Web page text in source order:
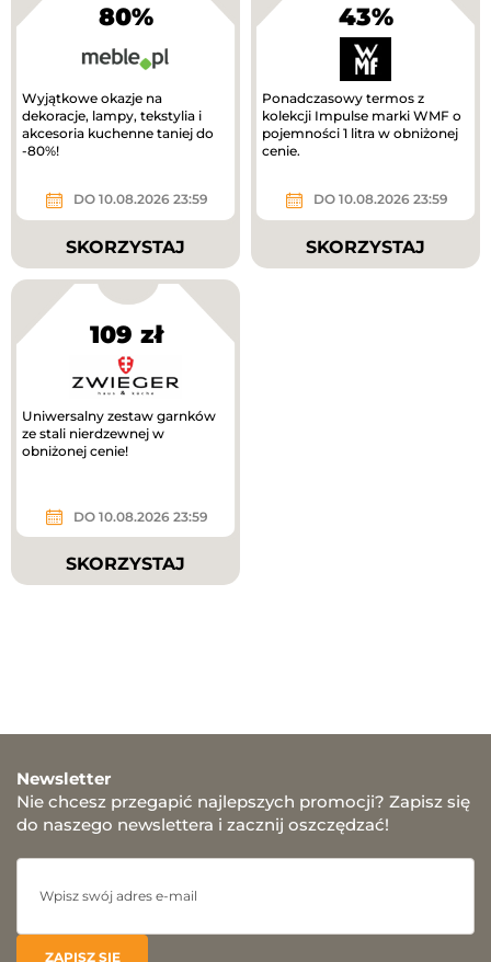
80%
Wyjątkowe okazje na
dekoracje, lampy, tekstylia i
akcesoria kuchenne taniej do
-80%!
DO 10.08.2026 23:59
SKORZYSTAJ
43%
Ponadczasowy termos z
kolekcji Impulse marki WMF o
pojemności 1 litra w obniżonej
cenie.
DO 10.08.2026 23:59
SKORZYSTAJ
109 zł
Uniwersalny zestaw garnków
ze stali nierdzewnej w
obniżonej cenie!
DO 10.08.2026 23:59
SKORZYSTAJ
Newsletter
Nie chcesz przegapić najlepszych promocji? Zapisz się
do naszego newslettera i zacznij oszczędzać!